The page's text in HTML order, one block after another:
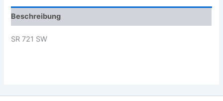
Beschreibung
SR 721 SW